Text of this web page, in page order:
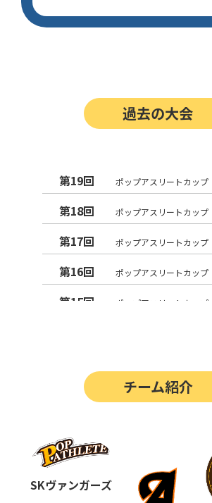
過去の大会
第19回 ポップアスリートカップ
第18回 ポップアスリートカップ
第17回 ポップアスリートカップ
第16回 ポップアスリートカップ
第15回 ポップアスリートカップ
第12回 決勝戦の動画はこちらから
第11回
第10回 ポップアスリートカップ
チーム紹介
SKヴァンガーズ